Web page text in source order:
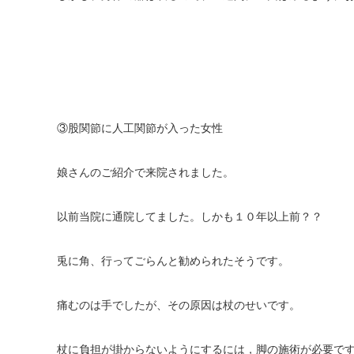
③股関節に人工関節が入った女性
娘さんのご紹介で来院されました。
以前当院に通院してました。しかも１０年以上前？？
兎に角、行ってごらんと勧められたそうです。
痛むのは手でしたが、その原因は杖のせいです。
杖に負担が掛からないようにするには，脚の施術が必要で